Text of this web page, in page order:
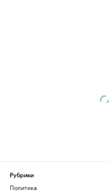
Рубрики
Политика